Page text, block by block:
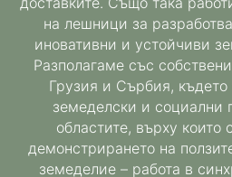
на лешници за
иновативни и устойчиви
Разполагаме със
Грузия и Сърбия,
земеделски и социални
областите, върху които
демонстрирането на
земеделие – работа в